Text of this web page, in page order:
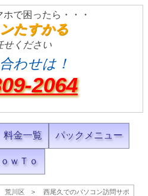
で困ったら・・・
たすかる
せください
わせは！
2064
料金一覧 パックメニュー
ｏｗＴｏ
荒川区
西尾久でのパソコン訪問サポ